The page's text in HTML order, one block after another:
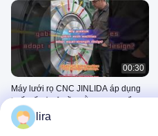
00:30
Máy lưới rọ CNC JINLIDA áp dụng
thiết kế có độ bền bằng nhau để cân
bằng ứng suất trên tất cả các bộ
phận.
July 25, 2026
lira